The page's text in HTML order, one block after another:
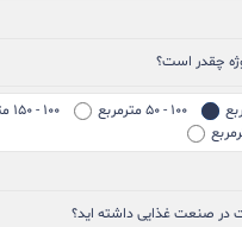
چقدر است؟
۱۰۰ - ۵۰ مترمربع
۱۰۰ - ۱۵۰ مترمربع
در صنعت غذایی داشته اید؟